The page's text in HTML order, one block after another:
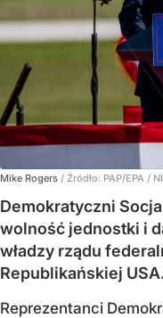
Mike Rogers / Źródło: PAP/EPA /
Demokratyczni
wolność jednostki i
władzy rządu
Republikańskiej USA.
Reprezentanci